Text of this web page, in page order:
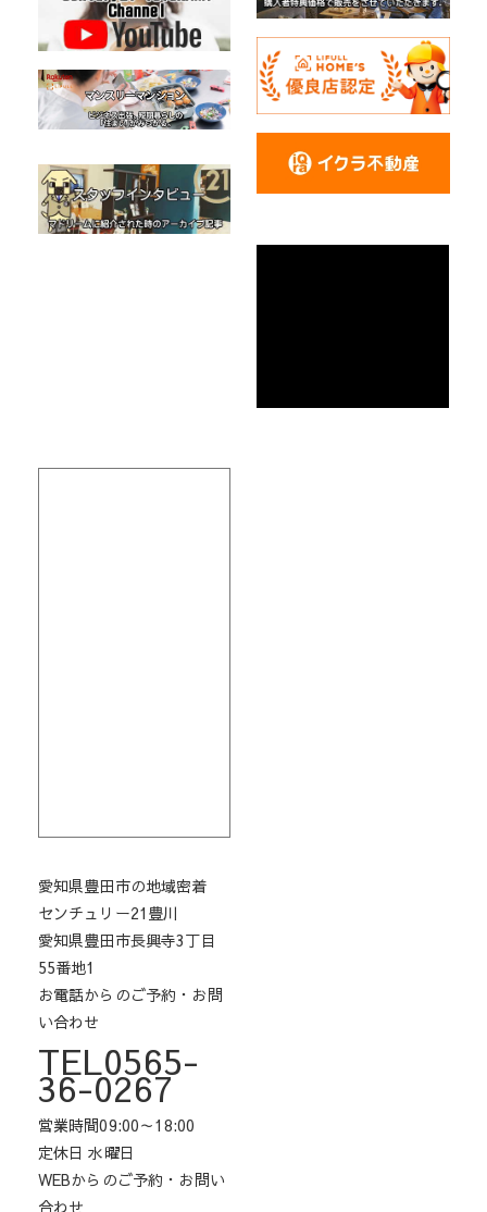
愛知県豊田市の地域密着
センチュリー21豊川
愛知県豊田市長興寺3丁目
55番地1
お電話からのご予約・お問
い合わせ
TEL0565-
36-0267
営業時間09:00～18:00
定休日 水曜日
WEBからのご予約・お問い
合わせ